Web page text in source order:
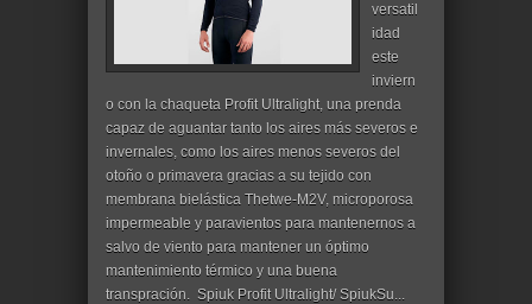
versatil
idad
este
inviern
o con la chaqueta Profit Ultralight, una prenda
capaz de aguantar tanto los aires más severos e
invernales, como los aires menos severos del
otoño o primavera gracias a su tejido con
membrana bielástica Thetwe-M2V, microporosa
impermeable y paravientos para mantenernos a
salvo de viento para mantener un óptimo
mantenimiento térmico y una buena
transpración. Spiuk Profit Ultralight/ SpiukSu...